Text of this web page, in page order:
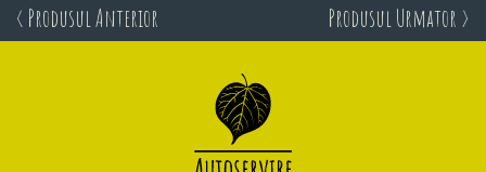
< Produsul Anterior Produsul Urmator >